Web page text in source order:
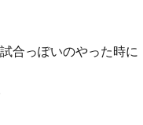
合っぽいのやった時に